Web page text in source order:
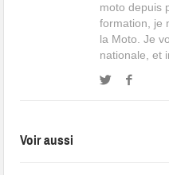
moto depuis
formation, je
la Moto. Je
nationale, et
Voir aussi